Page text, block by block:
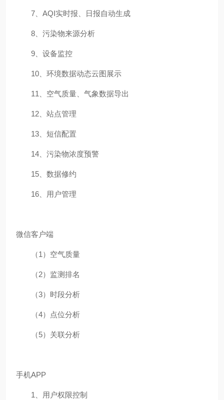
7、AQI实时报、日报自动生成
8、污染物来源分析
9、设备监控
10、环境数据动态云图展示
11、空气质量、气象数据导出
12、站点管理
13、短信配置
14、污染物浓度预警
15、数据修约
16、用户管理
微信客户端
（1）空气质量
（2）监测排名
（3）时段分析
（4）点位分析
（5）关联分析
手机APP
1、用户权限控制